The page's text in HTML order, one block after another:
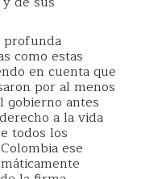
profunda
como estas
en cuenta que
por al menos
antes
a la vida
todos los
ese